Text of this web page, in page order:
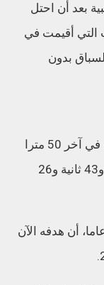
بعد أن احتل
التي أقيمت في
دخل السباق بدون
وتمكن الحفناوي من حسم السابق لصالحه في آخر 50 مترا
ليصل إلى خط النهاية بزمن قدره 3 دقائق و43 ثانية و26
السباح التونسي، البالغ من العمر 18 عاما، أن هدفه الآن